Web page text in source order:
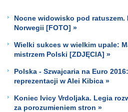
Nocne widowisko pod ratuszem.
Norwegii [FOTO] »
Wielki sukces w wielkim upale:
mistrzem Polski [ZDJĘCIA] »
Polska - Szwajcaria na Euro
reprezentacji w Alei Kibica »
Koniec Ivicy Vrdoljaka. Legia
za porozumieniem stron »